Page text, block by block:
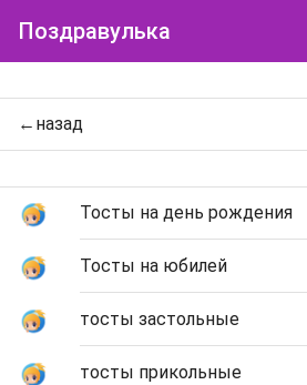
Поздравулька
←назад
Тосты на день рождения
Тосты на юбилей
тосты застольные
тосты прикольные